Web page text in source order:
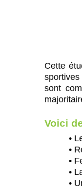
Cette
sont
Voici
•
•
•
•
•